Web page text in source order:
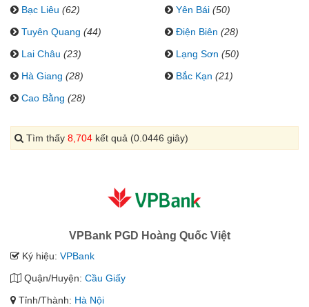
Bạc Liêu (62) Yên Bái (50)
Tuyên Quang (44) Điện Biên (28)
Lai Châu (23) Lạng Sơn (50)
Hà Giang (28) Bắc Kạn (21)
Cao Bằng (28)
Tìm thấy 8,704 kết quả (0.0446 giây)
VPBank PGD Hoàng Quốc Việt
Ký hiệu: VPBank
Quận/Huyện: Cầu Giấy
Tỉnh/Thành: Hà Nội